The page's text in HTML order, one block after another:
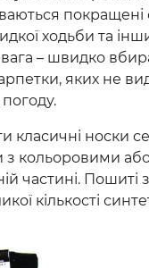
покращені
ходьби та
– швидко
яких не
класичні носки
з кольоровими
частині. Пошиті
кількості